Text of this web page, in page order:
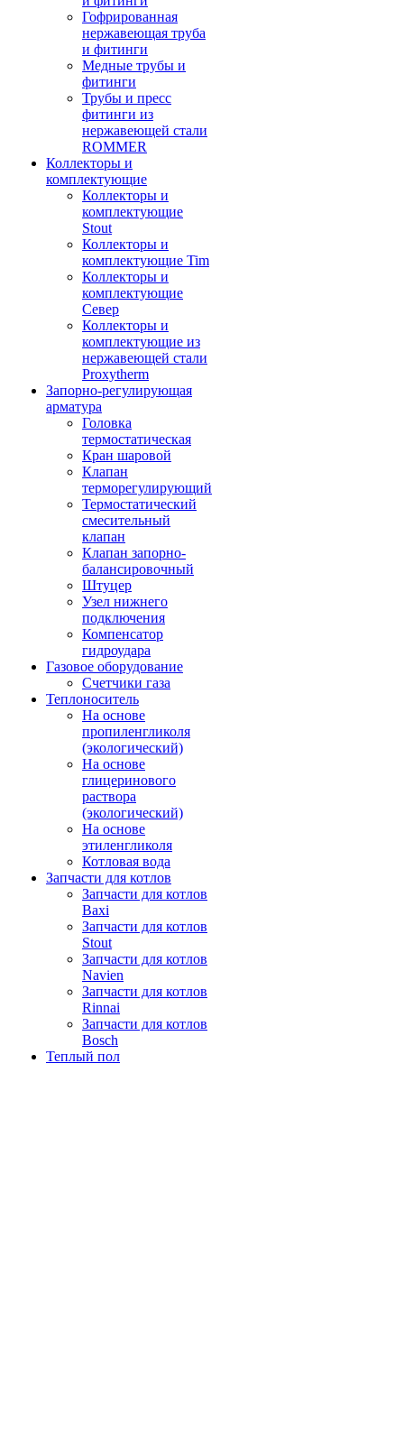
Гофрированная
нержавеющая труба
и фитинги
Медные трубы и
фитинги
Трубы и пресс
фитинги из
нержавеющей стали
ROMMER
Коллекторы и
комплектующие
Коллекторы и
комплектующие
Stout
Коллекторы и
комплектующие Tim
Коллекторы и
комплектующие
Север
Коллекторы и
комплектующие из
нержавеющей стали
Proxytherm
Запорно-регулирующая
арматура
Головка
термостатическая
Кран шаровой
Клапан
терморегулирующий
Термостатический
смесительный
клапан
Клапан запорно-
балансировочный
Штуцер
Узел нижнего
подключения
Компенсатор
гидроудара
Газовое оборудование
Счетчики газа
Теплоноситель
На основе
пропиленгликоля
(экологический)
На основе
глицеринового
раствора
(экологический)
На основе
этиленгликоля
Котловая вода
Запчасти для котлов
Запчасти для котлов
Baxi
Запчасти для котлов
Stout
Запчасти для котлов
Navien
Запчасти для котлов
Rinnai
Запчасти для котлов
Bosch
Теплый пол